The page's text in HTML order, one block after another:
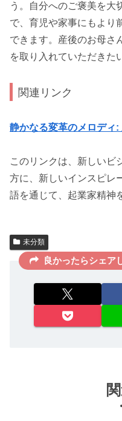
う。自分へのご褒美を大
で、育児や家事にもより
できます。産後のお母さ
を取り入れていただきた
関連リンク
静かなる変革のメロデ
このリンクは、新しいビ
方に、新しいインスピレ
語を通じて、起業家精神
未分類
良かったらシェア